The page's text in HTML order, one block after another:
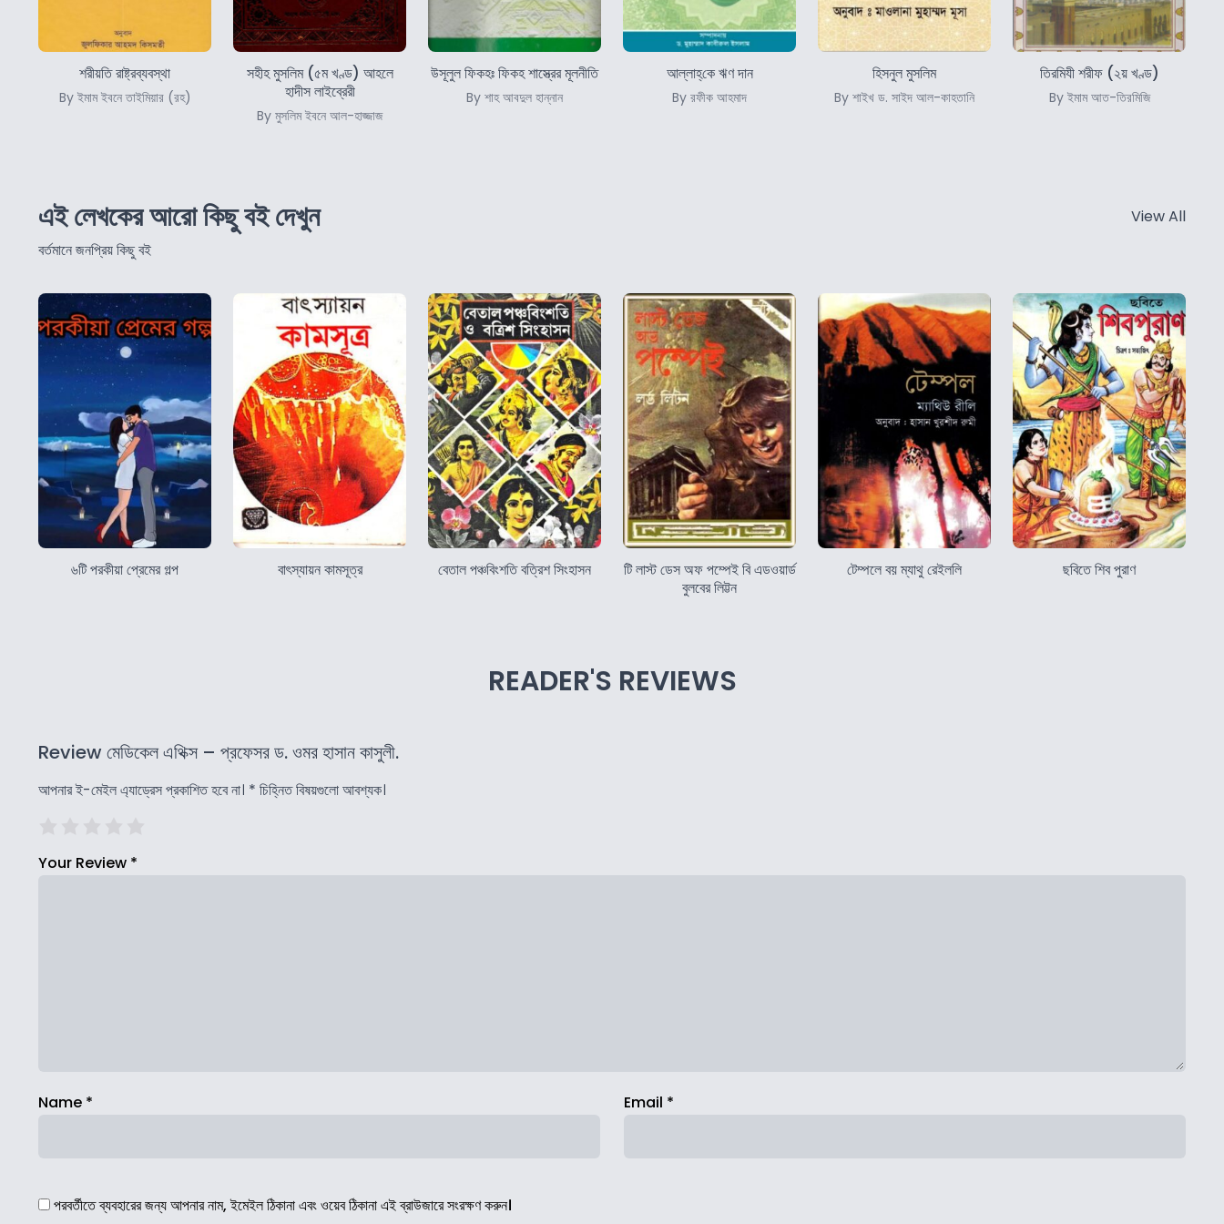
শরীয়তি রাষ্ট্রব্যবস্থা
By ইমাম ইবনে তাইমিয়ার (রহ)
সহীহ মুসলিম (৫ম খণ্ড) আহলে
হাদীস লাইব্রেরী
By মুসলিম ইবনে আল-হাজ্জাজ
উসূলুল ফিকহঃ ফিকহ শাস্ত্রের মূলনীতি
By শাহ আবদুল হান্নান
আল্লাহ্‌কে ঋণ দান
By রফীক আহমাদ
হিসনুল মুসলিম
By শাইখ ড. সাইদ আল-কাহতানি
তিরমিযী শরীফ (২য় খণ্ড)
By ইমাম আত-তিরমিজি
এই লেখকের আরো কিছু বই দেখুন
বর্তমানে জনপ্রিয় কিছু বই
View All
৬টি পরকীয়া প্রেমের গল্প বাৎস্যায়ন কামসূত্র বেতাল পঞ্চবিংশতি বত্রিশ সিংহাসন
টি লাস্ট ডেস অফ পম্পেই বি এডওয়ার্ড
বুলবের লিট্টন
টেম্পলে বয় ম্যাথু রেইললি ছবিতে শিব পুরাণ
READER'S REVIEWS
Review মেডিকেল এথিক্স – প্রফেসর ড. ওমর হাসান কাসুলী.
আপনার ই-মেইল এ্যাড্রেস প্রকাশিত হবে না। * চিহ্নিত বিষয়গুলো আবশ্যক।
Your Review *
Name * Email *
পরবর্তীতে ব্যবহারের জন্য আপনার নাম, ইমেইল ঠিকানা এবং ওয়েব ঠিকানা এই ব্রাউজারে সংরক্ষণ করুন।